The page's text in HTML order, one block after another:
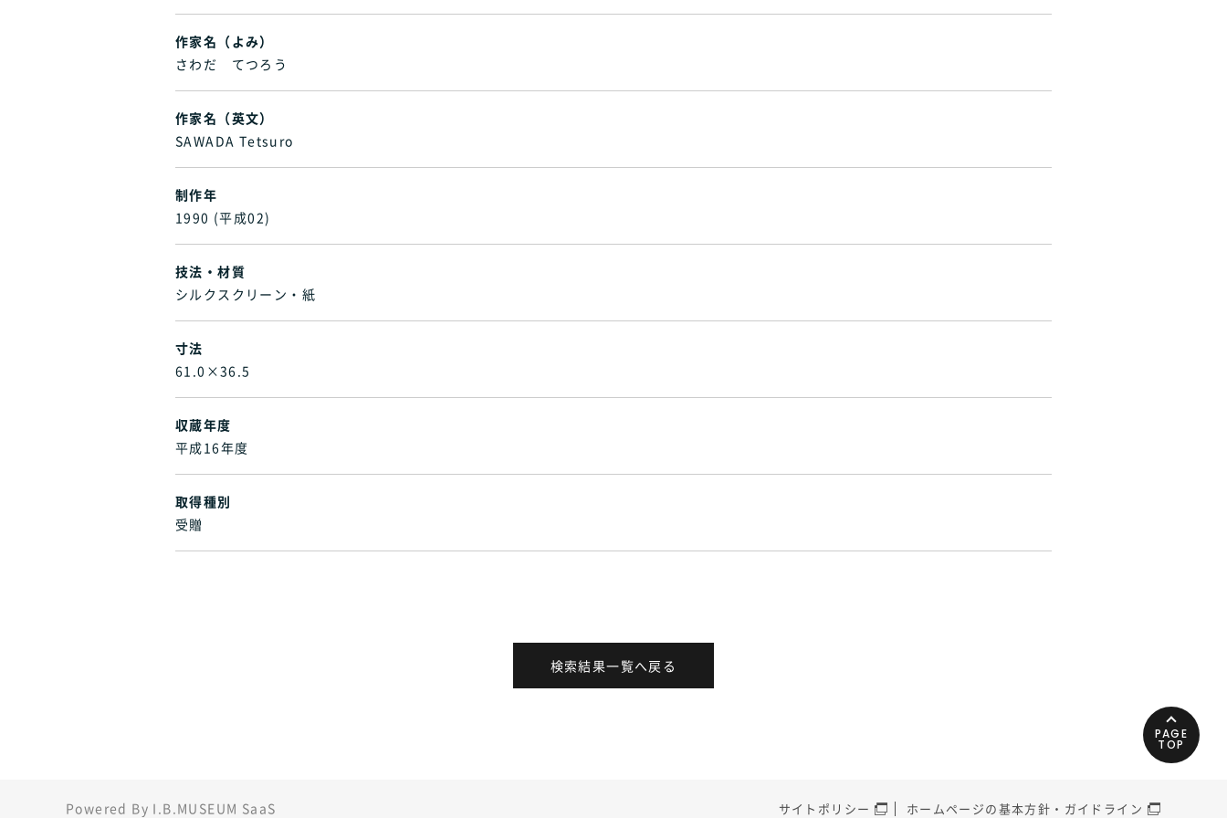
作家名（よみ）
さわだ てつろう
作家名（英文）
SAWADA Tetsuro
制作年
1990 (平成02)
技法・材質
シルクスクリーン・紙
寸法
61.0×36.5
収蔵年度
平成16年度
取得種別
受贈
検索結果一覧へ戻る
Powered By I.B.MUSEUM SaaS サイトポリシー ホームページの基本方針・ガイドライン
PAGE
TOP